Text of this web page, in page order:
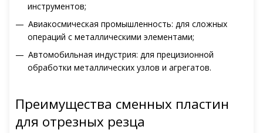
инструментов;
Авиакосмическая промышленность: для сложных
операций с металлическими элементами;
Автомобильная индустрия: для прецизионной
обработки металлических узлов и агрегатов.
Преимущества сменных пластин
для отрезных резца